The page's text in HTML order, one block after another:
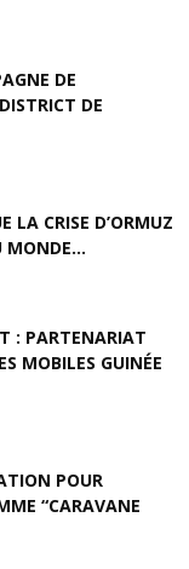
DE
DE
LA CRISE D’ORMUZ
MONDE...
: PARTENARIAT
MOBILES GUINÉE
POUR
“CARAVANE